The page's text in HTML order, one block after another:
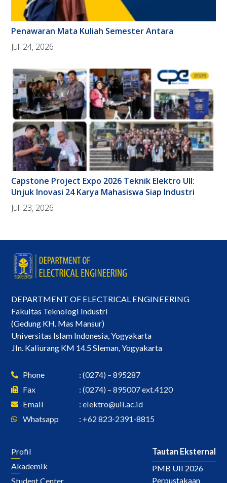
Penawaran Mata Kuliah Semester Antara
Juli 24, 2026
Capstone Project Expo 2026 Teknik Elektro UII:
Unjuk Inovasi 24 Karya Mahasiswa Siap Industri
Juli 23, 2026
DEPARTMENT OF ELECTRICAL ENGINEERING
Fakultas Teknologi Industri
(Gedung KH. Mas Mansur)
Universitas Islam Indonesia, Yogyakarta
Jln. Kaliurang KM 14.5 Sleman, Yogyakarta
Phone
Fax
Email
Whatsapp
: (0274) – 895287
: (0274) – 895007 ext.4120
: elektro@uii.ac.id
: +62 823-2391-8815
Profil
Akademik
Student Center
Tautan Eksternal
PMB UII 2026
Perpustakaan